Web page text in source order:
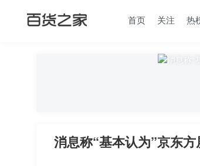
首页 关注 热
消息称“基本认为”京东